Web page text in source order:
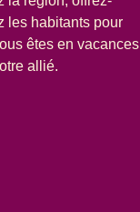
les habitants pour
êtes en vacances
allié.